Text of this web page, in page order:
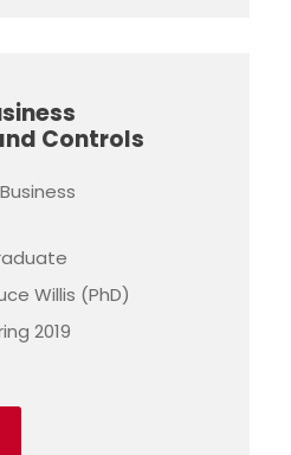
Controls
Business
Willis (PhD)
2019